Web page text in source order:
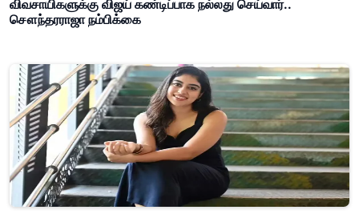
விவசாயிகளுக்கு விஜய் கண்டிப்பாக நல்லது செய்வார்..
சௌந்தரராஜா நம்பிக்கை